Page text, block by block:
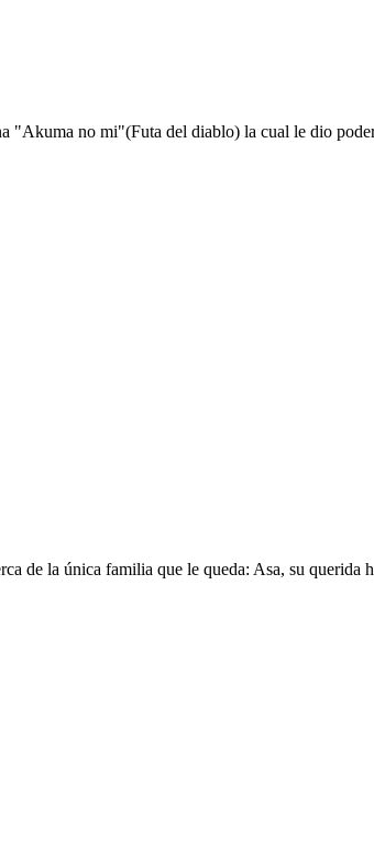
no mi"(Futa del diablo) la cual le dio
de la única familia que le queda: Asa, su querida